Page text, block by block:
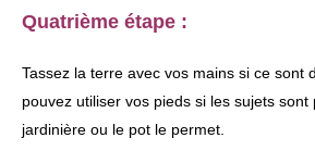
Quatrième étape :
Tassez la terre avec vos mains si ce sont
pouvez utiliser vos pieds si les sujets sont
jardinière ou le pot le permet.